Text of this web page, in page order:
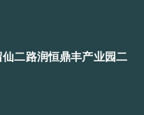
二路润恒鼎丰产业园二